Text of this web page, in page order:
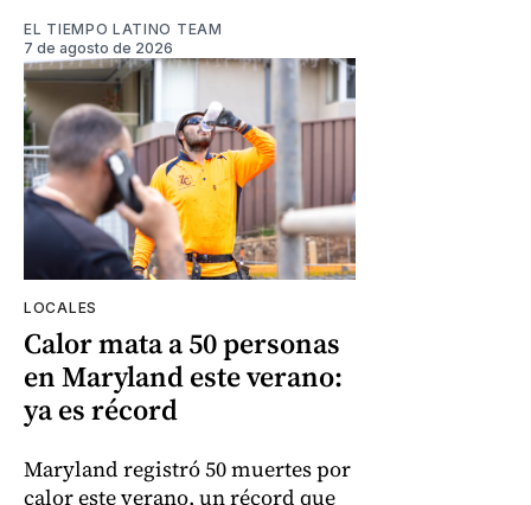
EL TIEMPO LATINO TEAM
7 de agosto de 2026
LOCALES
Calor mata a 50 personas
en Maryland este verano:
ya es récord
Maryland registró 50 muertes por
calor este verano, un récord que